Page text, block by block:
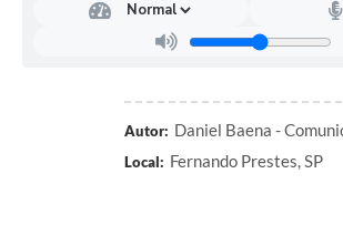
Autor: Daniel Baena -
Local: Fernando Prestes, SP